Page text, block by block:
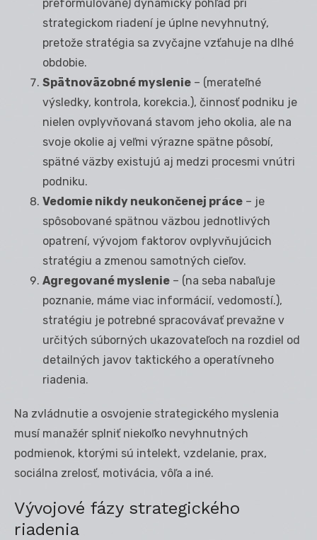
preformulované) dynamický pohľad pri
strategickom riadení je úplne nevyhnutný,
pretože stratégia sa zvyčajne vzťahuje na dlhé
obdobie.
Spätnoväzobné myslenie – (merateľné
výsledky, kontrola, korekcia.), činnosť podniku je
nielen ovplyvňovaná stavom jeho okolia, ale na
svoje okolie aj veľmi výrazne spätne pôsobí,
spätné väzby existujú aj medzi procesmi vnútri
podniku.
Vedomie nikdy neukončenej práce – je
spôsobované spätnou väzbou jednotlivých
opatrení, vývojom faktorov ovplyvňujúcich
stratégiu a zmenou samotných cieľov.
Agregované myslenie – (na seba nabaľuje
poznanie, máme viac informácií, vedomostí.),
stratégiu je potrebné spracovávať prevažne v
určitých súborných ukazovateľoch na rozdiel od
detailných javov taktického a operatívneho
riadenia.
Na zvládnutie a osvojenie strategického myslenia
musí manažér splniť niekoľko nevyhnutných
podmienok, ktorými sú intelekt, vzdelanie, prax,
sociálna zrelosť, motivácia, vôľa a iné.
Vývojové fázy strategického
riadenia